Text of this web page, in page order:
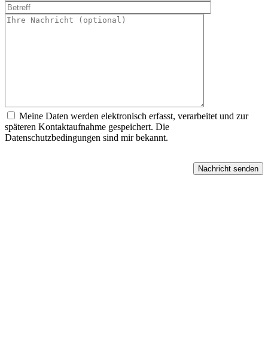
Meine Daten werden elektronisch erfasst, verarbeitet und zur
späteren Kontaktaufnahme gespeichert. Die
Datenschutzbedingungen sind mir bekannt.